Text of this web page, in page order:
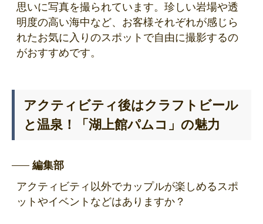
思いに写真を撮られています。珍しい岩場や透
明度の高い海中など、お客様それぞれが感じら
れたお気に入りのスポットで自由に撮影するの
がおすすめです。
アクティビティ後はクラフトビール
と温泉！「湖上館パムコ」の魅力
編集部
アクティビティ以外でカップルが楽しめるスポ
ットやイベントなどはありますか？